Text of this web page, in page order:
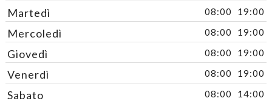
Martedì 08:00 19:00
Mercoledì 08:00 19:00
Giovedì 08:00 19:00
Venerdì 08:00 19:00
Sabato 08:00 14:00